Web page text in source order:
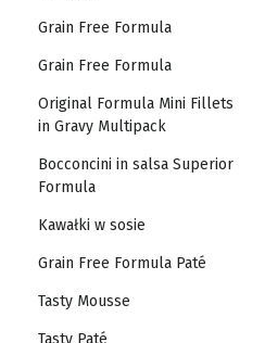
Grain Free Formula
Grain Free Formula
Original Formula Mini Fillets
in Gravy Multipack
Bocconcini in salsa Superior
Formula
Kawałki w sosie
Grain Free Formula Paté
Tasty Mousse
Tasty Paté